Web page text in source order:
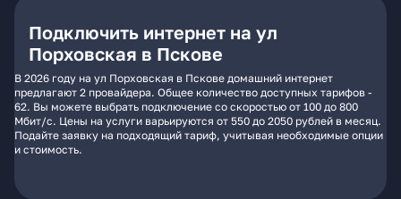
Подключить интернет на ул
Порховская в Пскове
В 2026 году на ул Порховская в Пскове домашний интернет
предлагают 2 провайдера. Общее количество доступных тарифов -
62. Вы можете выбрать подключение со скоростью от 100 до 800
Мбит/с. Цены на услуги варьируются от 550 до 2050 рублей в месяц.
Подайте заявку на подходящий тариф, учитывая необходимые опции
и стоимость.